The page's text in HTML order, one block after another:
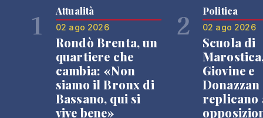
1 Attualità
02 ago 2026
Rondò Brenta, un
quartiere che
cambia: «Non
siamo il Bronx di
Bassano, qui si
vive bene»
2 Politica
02 ago 2026
Scuola di
Giovine e
Donazzan
replicano